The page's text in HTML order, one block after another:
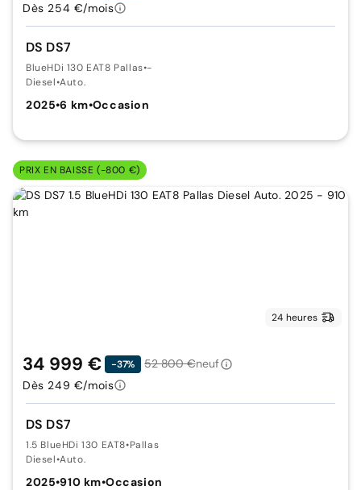
DS DS7
BlueHDi 130 EAT8 Pallas•-
Diesel•Auto.
2025•6 km•Occasion
Dès 254 €/mois
PRIX EN BAISSE (-800 €)
24 heures
DS DS7
1.5 BlueHDi 130 EAT8•Pallas
Diesel•Auto.
2025•910 km•Occasion
34 999 € -37% 52 800 €neuf
Dès 249 €/mois